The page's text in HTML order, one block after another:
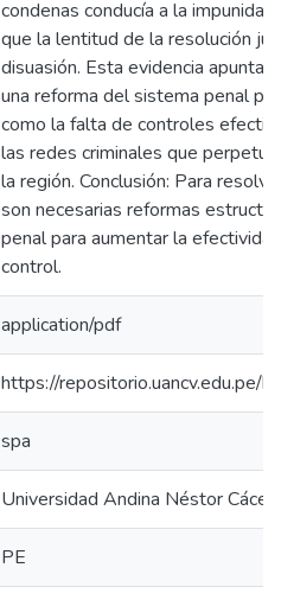
condenas conducía a la
que la lentitud de la resolución
disuasión. Esta evidencia apunta
una reforma del sistema penal
como la falta de controles
las redes criminales que
la región. Conclusión: Para
son necesarias reformas
penal para aumentar la
control.
application/pdf
https://repositorio.uancv.edu.pe/
spa
Universidad Andina Néstor
PE